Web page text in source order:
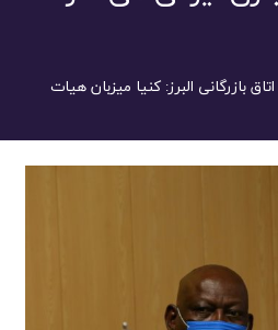
بازرگانی البرز: کنیا میزبان هیات